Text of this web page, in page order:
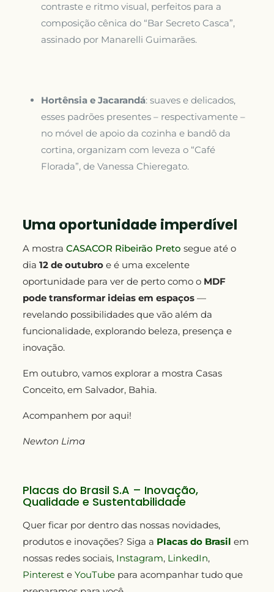
contraste e ritmo visual, perfeitos para a
composição cênica do “Bar Secreto Casca”,
assinado por Manarelli Guimarães.
Hortênsia e Jacarandá: suaves e delicados,
esses padrões presentes – respectivamente –
no móvel de apoio da cozinha e bandô da
cortina, organizam com leveza o “Café
Florada”, de Vanessa Chieregato.
Uma oportunidade imperdível
A mostra CASACOR Ribeirão Preto segue até o
dia 12 de outubroe é uma excelente
oportunidade para ver de perto como o MDF
pode transformar ideias em espaços—
revelando possibilidades que vão além da
funcionalidade, explorando beleza, presença e
inovação.
Em outubro, vamos explorar a mostra Casas
Conceito, em Salvador, Bahia.
Acompanhem por aqui!
Newton Lima
Placas do Brasil S.A – Inovação,
Qualidade e Sustentabilidade
Quer ficar por dentro das nossas novidades,
produtos e inovações? Siga a Placas do Brasil em
nossas redes sociais, Instagram, LinkedIn,
Pintereste YouTubepara acompanhar tudo que